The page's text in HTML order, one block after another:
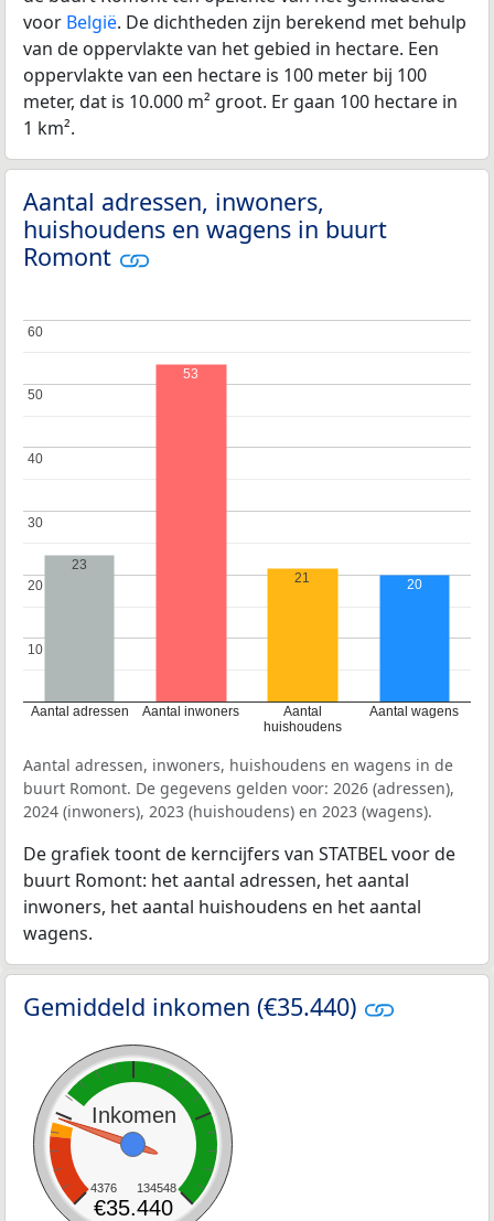
voor België. De dichtheden zijn berekend met behulp
van de oppervlakte van het gebied in hectare. Een
oppervlakte van een hectare is 100 meter bij 100
meter, dat is 10.000 m² groot. Er gaan 100 hectare in
1 km².
Aantal adressen, inwoners,
huishoudens en wagens in buurt
Romont
Aantal adressen Aantal inwoners
Aantal
huishoudens
Aantal wagens
10
10
20
20
30
30
40
40
50
50
60
60
23
53
21 20
Aantal adressen, inwoners, huishoudens en wagens in de
buurt Romont. De gegevens gelden voor: 2026 (adressen),
2024 (inwoners), 2023 (huishoudens) en 2023 (wagens).
De grafiek toont de kerncijfers van STATBEL voor de
buurt Romont: het aantal adressen, het aantal
inwoners, het aantal huishoudens en het aantal
wagens.
Gemiddeld inkomen (€35.440)
Inkomen
4376 134548
€35.440